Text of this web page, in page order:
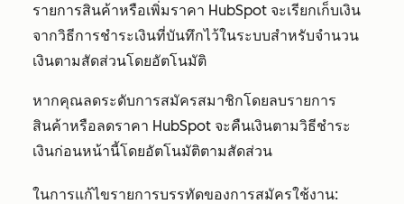
รายการสินค้าหรือเพิ่มราคา HubSpot จะเรียกเก็บเงิน
จากวิธีการชำระเงินที่บันทึกไว้ในระบบสำหรับจำนวน
เงินตามสัดส่วนโดยอัตโนมัติ
หากคุณลดระดับการสมัครสมาชิกโดยลบรายการ
สินค้าหรือลดราคา HubSpot จะคืนเงินตามวิธีชำระ
เงินก่อนหน้านี้โดยอัตโนมัติตามสัดส่วน
ในการแก้ไขรายการบรรทัดของการสมัครใช้งาน: